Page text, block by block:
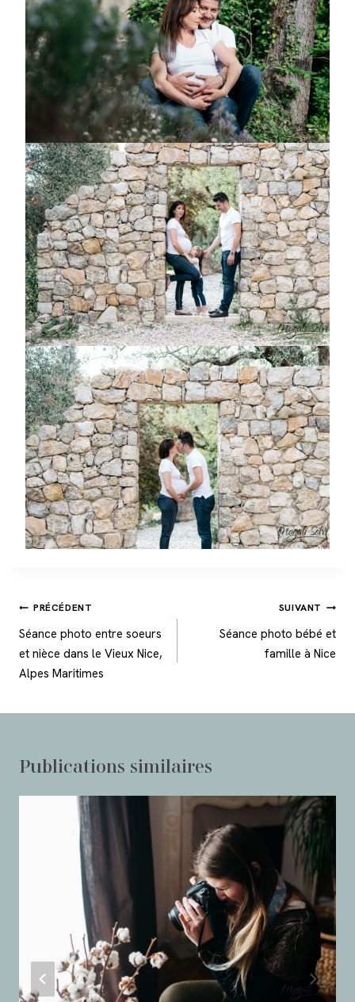
Navigation
de
l’article
PRÉCÉDENT
Séance photo entre soeurs
et nièce dans le Vieux Nice,
Alpes Maritimes
SUIVANT
Séance photo bébé et
famille à Nice
Publications similaires